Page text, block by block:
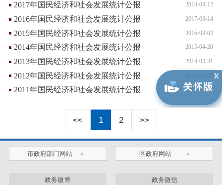
2017年国民经济和社会发展统计公报 2018-03-12
2016年国民经济和社会发展统计公报 2017-03-14
2015年国民经济和社会发展统计公报 2016-03-02
2014年国民经济和社会发展统计公报 2015-04-20
2013年国民经济和社会发展统计公报 2014-03-31
2012年国民经济和社会发展统计公报
2011年国民经济和社会发展统计公报 2012-03-15
<< 1 2 >>
市政府部门网站 区政府网站
政务微博 政务微信